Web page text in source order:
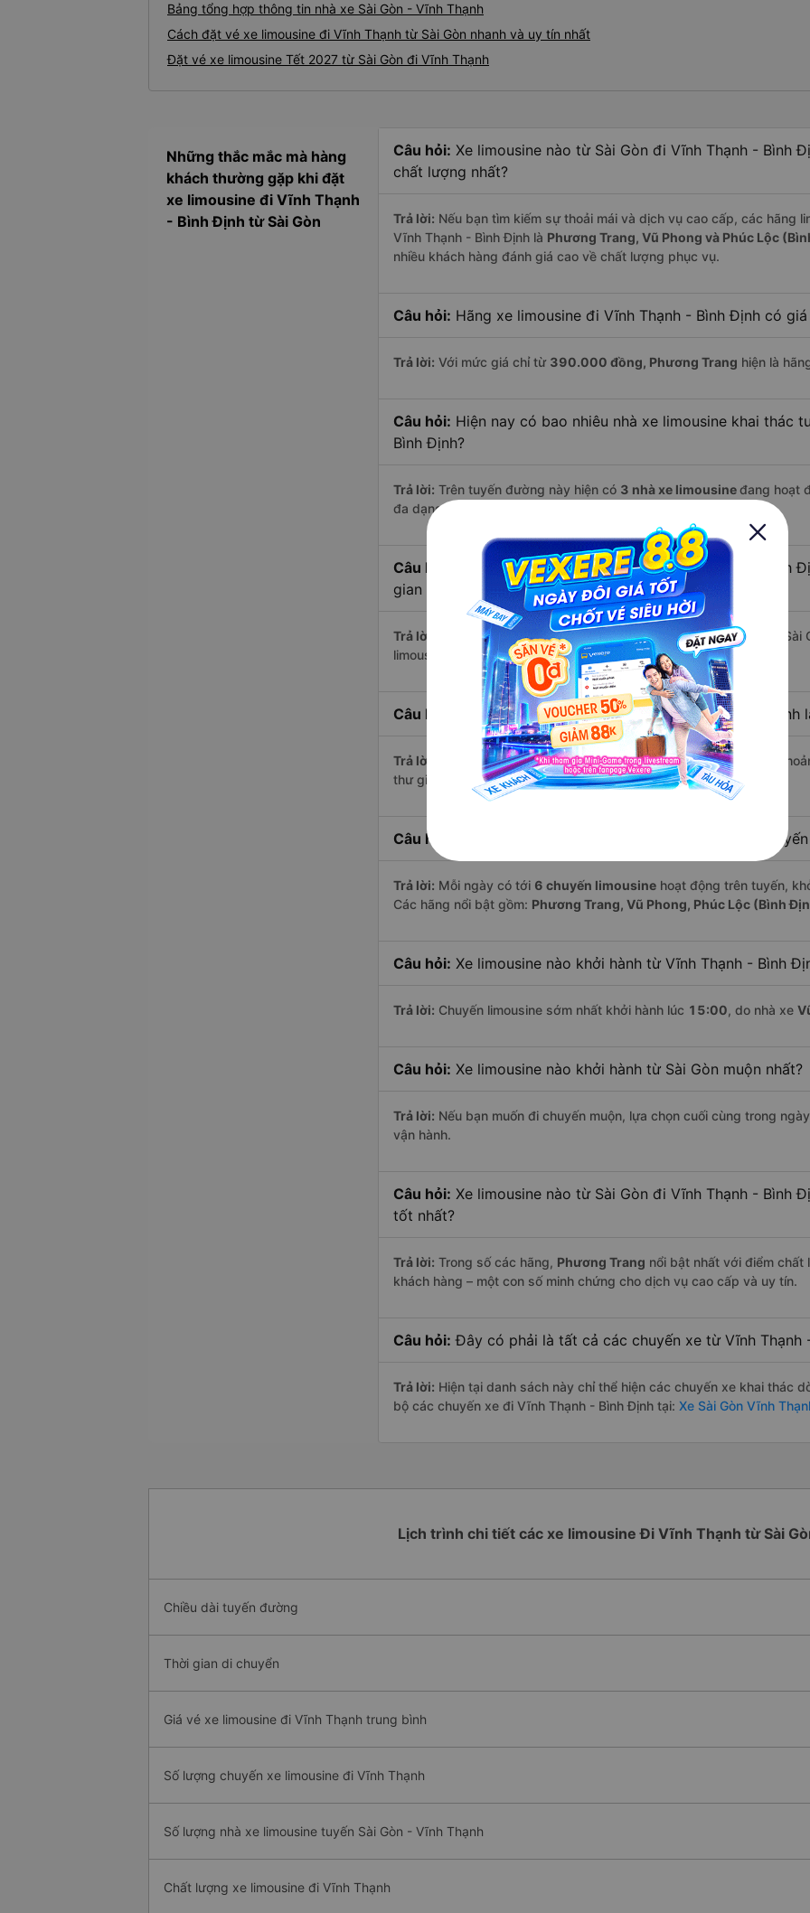
Bảng tổng hợp thông tin nhà xe Sài Gòn - Vĩnh Thạnh
Cách đặt vé xe limousine đi Vĩnh Thạnh từ Sài Gòn nhanh và uy tín nhất
Đặt vé xe limousine Tết 2027 từ Sài Gòn đi Vĩnh Thạnh
Những thắc mắc mà hàng
khách thường gặp khi đặt
xe limousine đi Vĩnh Thạnh
- Bình Định từ Sài Gòn
Câu hỏi: Xe limousine nào từ Sài Gòn đi Vĩnh Thạnh - Bình
chất lượng nhất?
Trả lời: Nếu bạn tìm kiếm sự thoải mái và dịch vụ cao cấp, các hãng
Vĩnh Thạnh - Bình Định là Phương Trang, Vũ Phong và Phúc Lộc
nhiều khách hàng đánh giá cao về chất lượng phục vụ.
Câu hỏi: Hãng xe limousine đi Vĩnh Thạnh - Bình Định có
Trả lời: Với mức giá chỉ từ 390.000 đồng, Phương Trang hiện là
Câu hỏi: Hiện nay có bao nhiêu nhà xe limousine khai thác
Bình Định?
Trả lời: Trên tuyến đường này hiện có 3 nhà xe limousineđang hoạt
đa dạng về dịch vụ và mức giá.
Câu hỏi:
Đi xe limousine từ Sài Gòn đến Vĩnh Thạnh - Bình
gian hơn các loại phương tiện khác hay không?
Trả lời: Trung bình, bạn chỉ mất khoảng12.5 giờđể di chuyển từ Sài
limousine, nếu giao thông thuận lợi.
Câu hỏi: Khoảng cách từ Sài Gòn đi Vĩnh Thạnh - Bình Định
Trả lời: Quãng đường từ Sài Gòn đến Vĩnh Thạnh - Bình Định dài
thư giãn trên xe limousine thoải mái.
Câu hỏi: Mỗi ngày có bao nhiêu chuyến limousine trên
Trả lời: Mỗi ngày có tới 6 chuyến limousine hoạt động trên tuyến,
Các hãng nổi bật gồm: Phương Trang, Vũ Phong, Phúc Lộc (Bình
Câu hỏi: Xe limousine nào khởi hành từ Vĩnh Thạnh - Bình
Trả lời: Chuyến limousine sớm nhất khởi hành lúc 15:00, do nhà xe
Câu hỏi: Xe limousine nào khởi hành từ Sài Gòn muộn nhất?
Trả lời: Nếu bạn muốn đi chuyến muộn, lựa chọn cuối cùng trong
vận hành.
Câu hỏi: Xe limousine nào từ Sài Gòn đi Vĩnh Thạnh - Bình
tốt nhất?
Trả lời: Trong số các hãng, Phương Trang nổi bật nhất với điểm chất
khách hàng – một con số minh chứng cho dịch vụ cao cấp và uy tín.
Câu hỏi: Đây có phải là tất cả các chuyến xe từ Vĩnh Thạnh
Trả lời: Hiện tại danh sách này chỉ thể hiện các chuyến xe khai thác
bộ các chuyến xe đi Vĩnh Thạnh - Bình Định tại: Xe Sài Gòn Vĩnh
Lịch trình chi tiết các xe limousine Đi Vĩnh Thạnh từ Sài
Chiều dài tuyến đường
Thời gian di chuyển
Giá vé xe limousine đi Vĩnh Thạnh trung bình
Số lượng chuyến xe limousine đi Vĩnh Thạnh
Số lượng nhà xe limousine tuyến Sài Gòn - Vĩnh Thạnh
Chất lượng xe limousine đi Vĩnh Thạnh